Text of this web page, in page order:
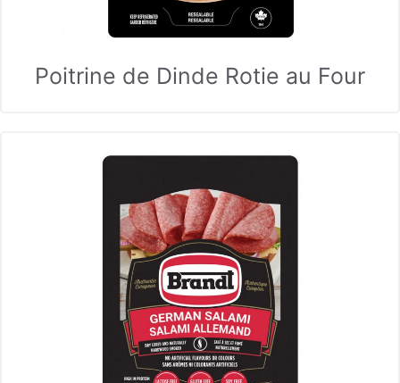
Poitrine de Dinde Rotie au Four